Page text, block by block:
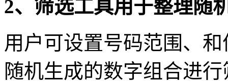
2、筛选工具用于整理随
用户可设置号码范围、
随机生成的数字组合进